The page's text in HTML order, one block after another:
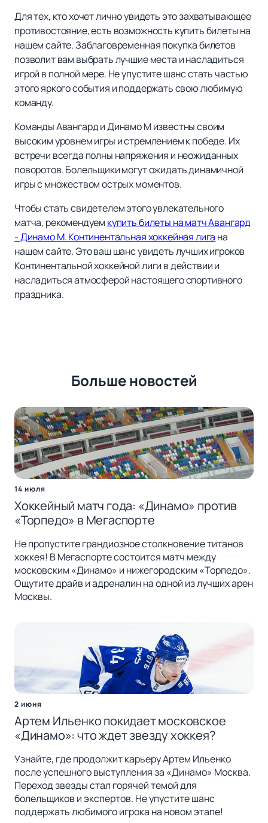
Для тех, кто хочет лично увидеть это захватывающее
противостояние, есть возможность купить билеты на
нашем сайте. Заблаговременная покупка билетов
позволит вам выбрать лучшие места и насладиться
игрой в полной мере. Не упустите шанс стать частью
этого яркого события и поддержать свою любимую
команду.
Команды Авангард и Динамо М известны своим
высоким уровнем игры и стремлением к победе. Их
встречи всегда полны напряжения и неожиданных
поворотов. Болельщики могут ожидать динамичной
игры с множеством острых моментов.
Чтобы стать свидетелем этого увлекательного
матча, рекомендуем купить билеты на матч Авангард
- Динамо М. Континентальная хоккейная лига на
нашем сайте. Это ваш шанс увидеть лучших игроков
Континентальной хоккейной лиги в действии и
насладиться атмосферой настоящего спортивного
праздника.
Больше новостей
14 июля
Хоккейный матч года: «Динамо» против
«Торпедо» в Мегаспорте
Не пропустите грандиозное столкновение титанов
хоккея! В Мегаспорте состоится матч между
московским «Динамо» и нижегородским «Торпедо».
Ощутите драйв и адреналин на одной из лучших арен
Москвы.
2 июня
Артем Ильенко покидает московское
«Динамо»: что ждет звезду хоккея?
Узнайте, где продолжит карьеру Артем Ильенко
после успешного выступления за «Динамо» Москва.
Переход звезды стал горячей темой для
болельщиков и экспертов. Не упустите шанс
поддержать любимого игрока на новом этапе!